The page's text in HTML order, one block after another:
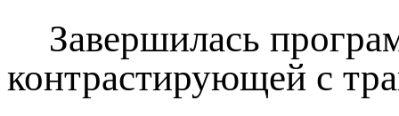
Завершилась
контрастирующей с